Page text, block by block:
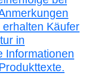
Käufer
in
Informationen